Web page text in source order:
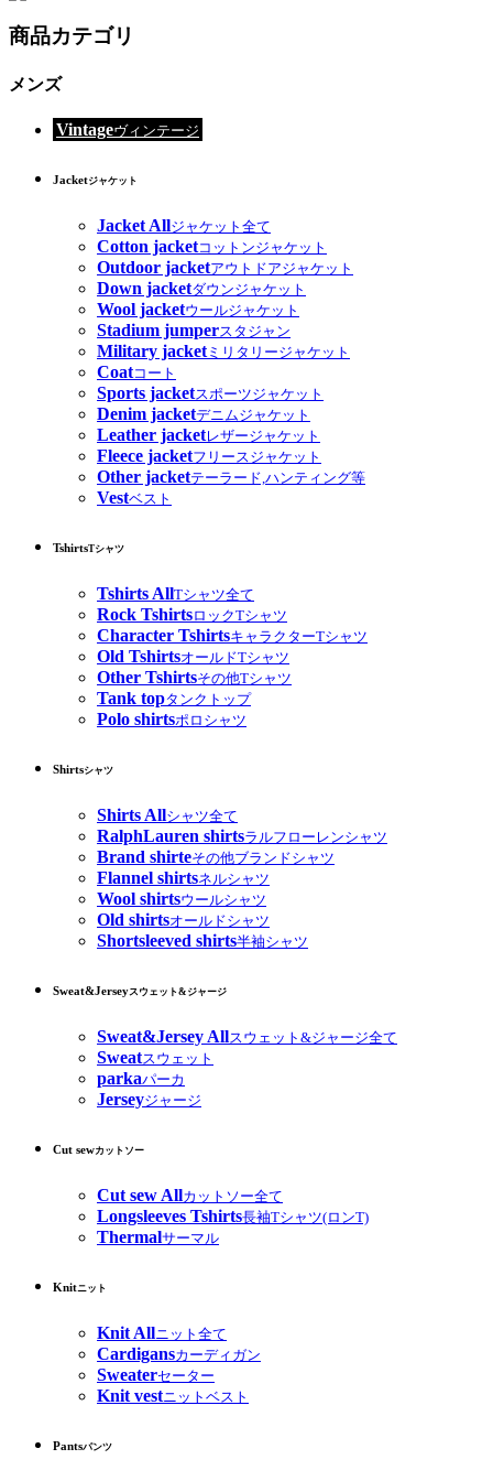
商品カテゴリ
メンズ
Vintageヴィンテージ
Jacketジャケット
Jacket Allジャケット全て
Cotton jacketコットンジャケット
Outdoor jacketアウトドアジャケット
Down jacketダウンジャケット
Wool jacketウールジャケット
Stadium jumperスタジャン
Military jacketミリタリージャケット
Coatコート
Sports jacketスポーツジャケット
Denim jacketデニムジャケット
Leather jacketレザージャケット
Fleece jacketフリースジャケット
Other jacketテーラード,ハンティング等
Vestベスト
TshirtsTシャツ
Tshirts AllTシャツ全て
Rock TshirtsロックTシャツ
Character TshirtsキャラクターTシャツ
Old TshirtsオールドTシャツ
Other Tshirtsその他Tシャツ
Tank topタンクトップ
Polo shirtsポロシャツ
Shirtsシャツ
Shirts Allシャツ全て
RalphLauren shirtsラルフローレンシャツ
Brand shirteその他ブランドシャツ
Flannel shirtsネルシャツ
Wool shirtsウールシャツ
Old shirtsオールドシャツ
Shortsleeved shirts半袖シャツ
Sweat&Jerseyスウェット&ジャージ
Sweat&Jersey Allスウェット&ジャージ全て
Sweatスウェット
parkaパーカ
Jerseyジャージ
Cut sewカットソー
Cut sew Allカットソー全て
Longsleeves Tshirts長袖Tシャツ(ロンT)
Thermalサーマル
Knitニット
Knit Allニット全て
Cardigansカーディガン
Sweaterセーター
Knit vestニットベスト
Pantsパンツ